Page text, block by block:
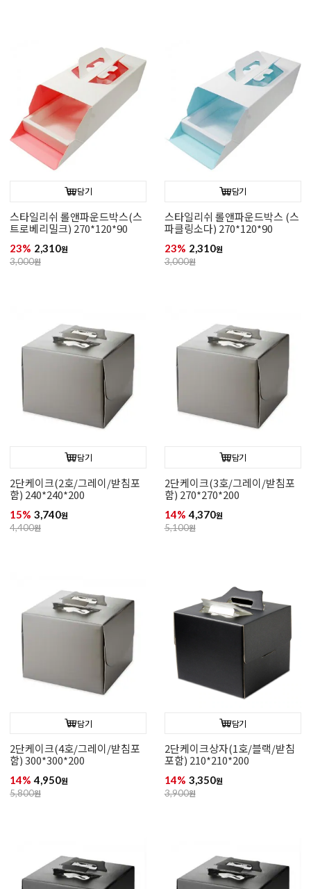
담기
스타일리쉬 롤앤파운드박스(스
트로베리밀크) 270*120*90
23% 2,310원
3,000원
담기
스타일리쉬 롤앤파운드박스 (스
파클링소다) 270*120*90
23% 2,310원
3,000원
담기
2단케이크(2호/그레이/받침포
함) 240*240*200
15% 3,740원
4,400원
담기
2단케이크(3호/그레이/받침포
함) 270*270*200
14% 4,370원
5,100원
담기
2단케이크(4호/그레이/받침포
함) 300*300*200
14% 4,950원
5,800원
담기
2단케이크상자(1호/블랙/받침
포함) 210*210*200
14% 3,350원
3,900원